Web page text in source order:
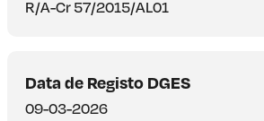
R/A-Cr 57/2015/AL01
Data de Registo DGES
09-03-2026